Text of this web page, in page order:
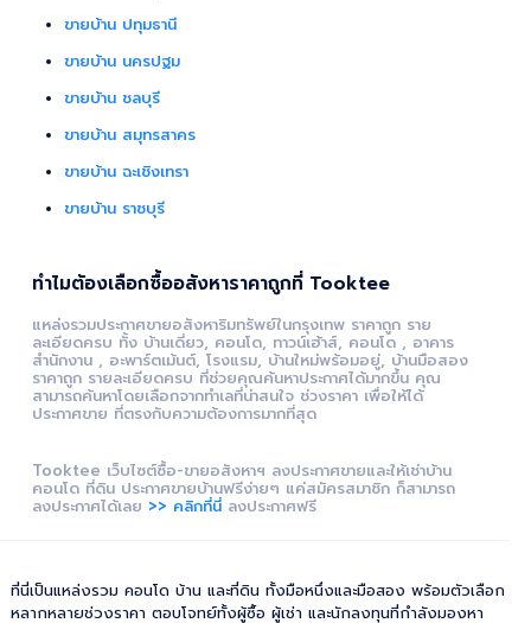
ขายบ้าน ปทุมธานี
ขายบ้าน นครปฐม
ขายบ้าน ชลบุรี
ขายบ้าน สมุทรสาคร
ขายบ้าน ฉะเชิงเทรา
ขายบ้าน ราชบุรี
ทำไมต้องเลือกซื้ออสังหาราคาถูกที่ Tooktee
แหล่งรวมประกาศขายอสังหาริมทรัพย์ในกรุงเทพ ราคาถูก ราย
ละเอียดครบ ทั้ง บ้านเดี่ยว, คอนโด, ทาวน์เฮ้าส์, คอนโด , อาคาร
สำนักงาน , อะพาร์ตเม้นต์, โรงแรม, บ้านใหม่พร้อมอยู่, บ้านมือสอง
ราคาถูก รายละเอียดครบ ที่ช่วยคุณค้นหาประกาศได้มากขึ้น คุณ
สามารถค้นหาโดยเลือกจากทำเลที่น่าสนใจ ช่วงราคา เพื่อให้ได้
ประกาศขาย ที่ตรงกับความต้องการมากที่สุด
Tooktee เว็บไซต์ซื้อ-ขายอสังหาฯ ลงประกาศขายและให้เช่าบ้าน
คอนโด ที่ดิน ประกาศขายบ้านฟรีง่ายๆ แค่สมัครสมาชิก ก็สามารถ
ลงประกาศได้เลย >> คลิกที่นี่ ลงประกาศฟรี
ที่นี่เป็นแหล่งรวม คอนโด บ้าน และที่ดิน ทั้งมือหนึ่งและมือสอง พร้อมตัวเลือก
หลากหลายช่วงราคา ตอบโจทย์ทั้งผู้ซื้อ ผู้เช่า และนักลงทุนที่กำลังมองหา